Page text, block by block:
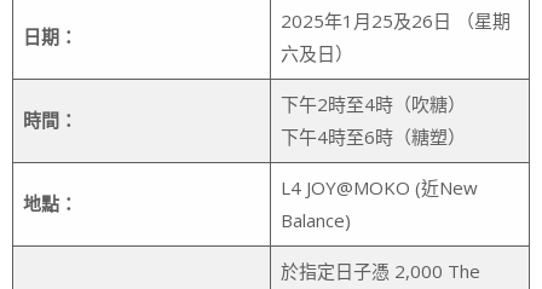
日期：
2025年1月25及26日 （星期
六及日）
時間：
下午2時至4時（吹糖）
下午4時至6時（糖塑）
地點：
L4 JOY@MOKO (近New
Balance)
於指定日子憑 2,000 The